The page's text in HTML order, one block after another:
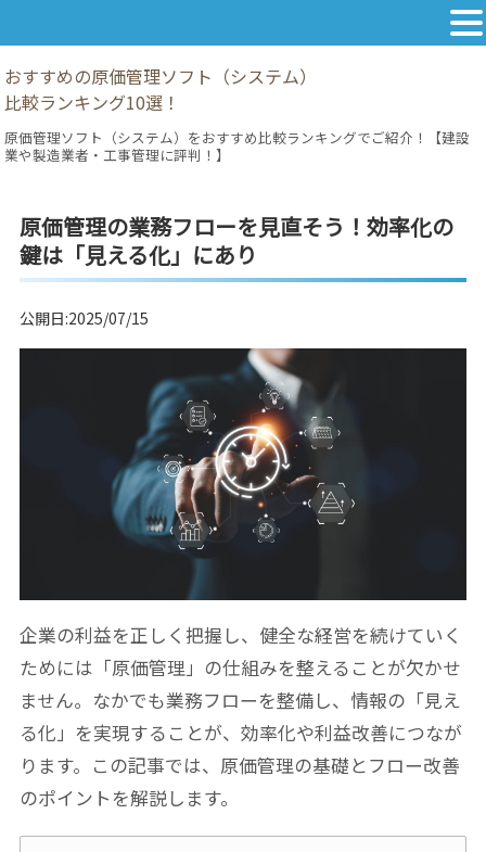
おすすめの原価管理ソフト（システム）
比較ランキング10選！
原価管理ソフト（システム）をおすすめ比較ランキングでご紹介！【建設
業や製造業者・工事管理に評判！】
原価管理の業務フローを見直そう！効率化の
鍵は「見える化」にあり
公開日:2025/07/15
企業の利益を正しく把握し、健全な経営を続けていく
ためには「原価管理」の仕組みを整えることが欠かせ
ません。なかでも業務フローを整備し、情報の「見え
る化」を実現することが、効率化や利益改善につなが
ります。この記事では、原価管理の基礎とフロー改善
のポイントを解説します。